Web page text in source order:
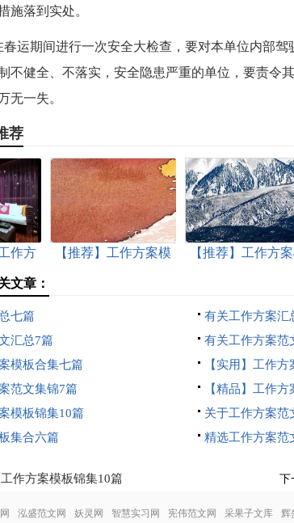
施落到实处。
春运期间进行一次安全大检查，要对本单位内部
不健全、不落实，安全隐患严重的单位，要责令
无一失。
荐
作方
【推荐】工作方案模
【推荐】工作方
文章：
七篇
有关工作方案汇
汇总7篇
有关工作方案范
模板合集七篇
【实用】工作
范文集锦7篇
【精品】工作
模板锦集10篇
关于工作方案范
集合六篇
精选工作方案范
工作方案模板锦集10篇 下
泓盛范文网 妖灵网 智慧实习网 宪伟范文网 采果子文库 辉